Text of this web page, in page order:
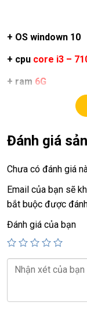
+ OS windown 10
+ cpu core i3 –
+ ram 6G
+ vga intelHD620
+USB 3.0,
+ Pin 4h
Giá :6,9tr
LAPTOP TRIỀU
Đánh giá
Chưa có đánh giá
Email của bạn sẽ
bắt buộc được
Đánh giá của bạn